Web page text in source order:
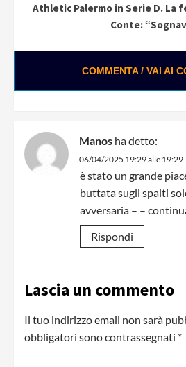
Athletic Palermo in Serie D. La
Conte:
COMMENTA / VAI AI
Manos ha detto:
06/04/2025 19:29 alle 19:29
è stato un grande
buttata sugli spalti
avversaria – –
Rispondi
Lascia un commento
Il tuo indirizzo email non sarà
obbligatori sono contrassegnati *